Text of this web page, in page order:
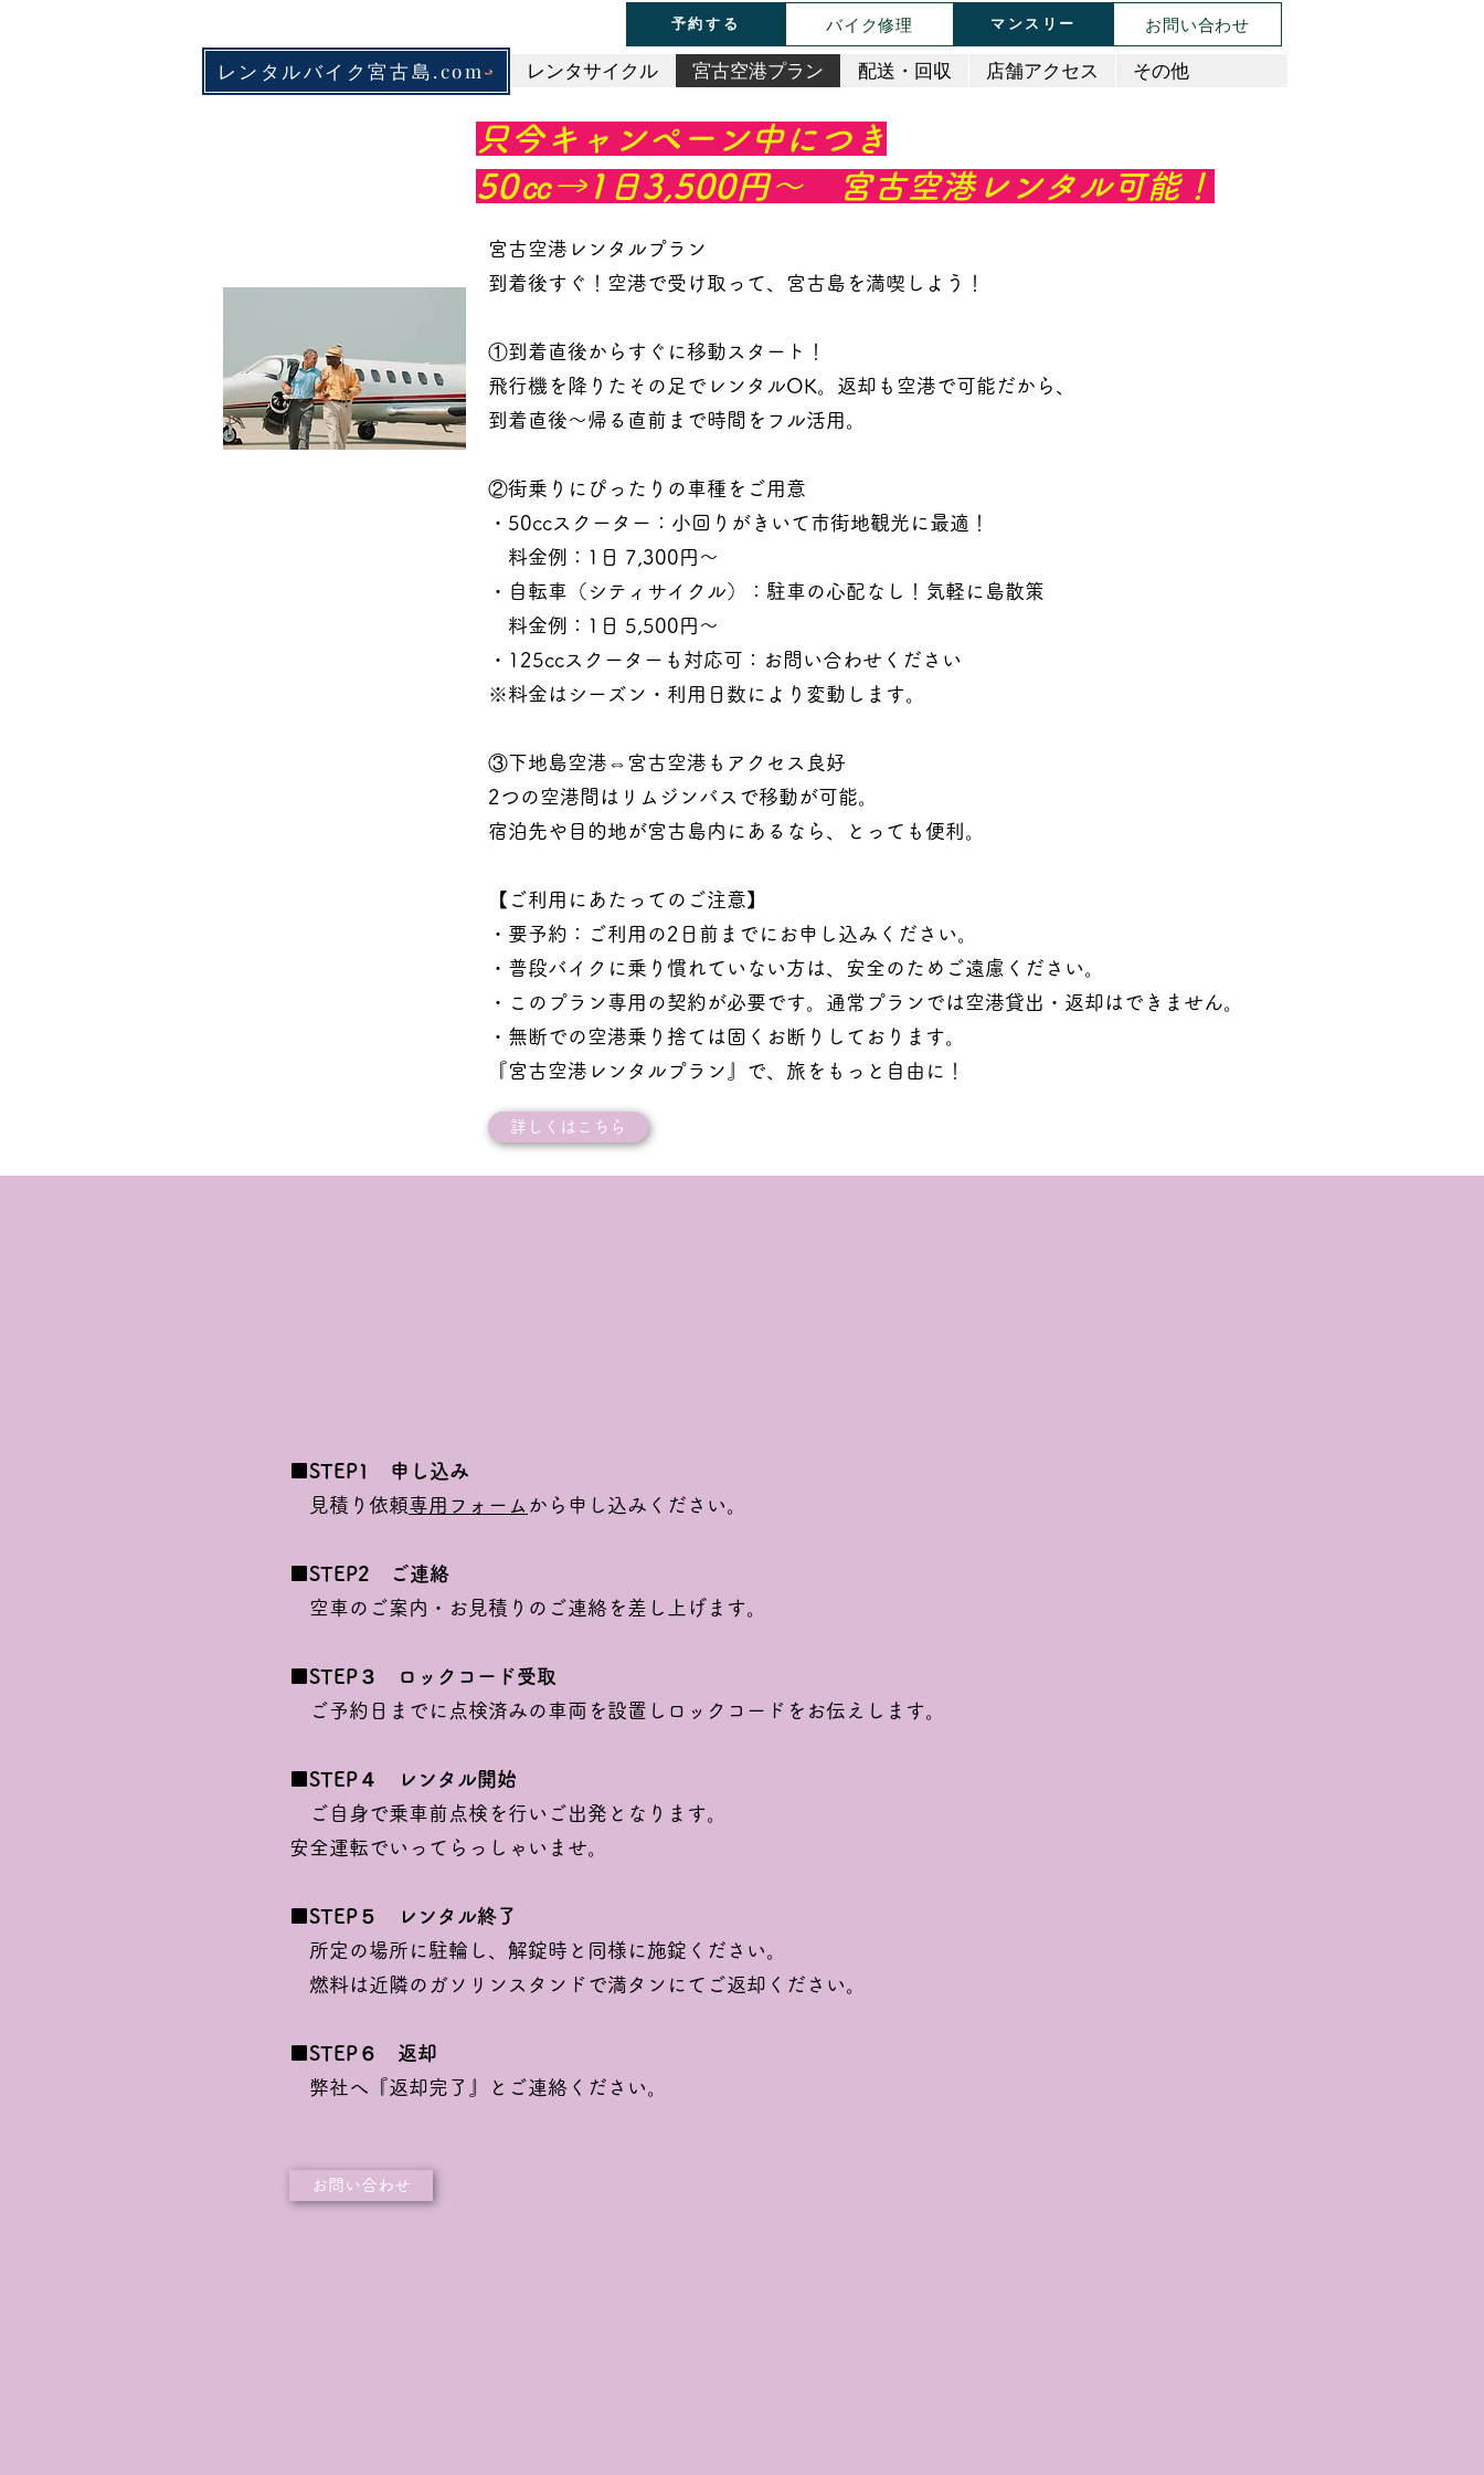
予約する バイク修理 マンスリー お問い合わせ
レンタルバイク宮古島.com レンタサイクル 宮古空港プラン 配送・回収 店舗アクセス その他
只今キャンペーン中につき
50㏄→1日3,500円～ 宮古空港レンタル可能！
宮古空港レンタルプラン
到着後すぐ！空港で受け取って、宮古島を満喫しよう！
①到着直後からすぐに移動スタート！
飛行機を降りたその足でレンタルOK。返却も空港で可能だから、
到着直後～帰る直前まで時間をフル活用。
②街乗りにぴったりの車種をご用意
・50ccスクーター：小回りがきいて市街地観光に最適！
料金例：1日 7,300円～
・自転車（シティサイクル）：駐車の心配なし！気軽に島散策
料金例：1日 5,500円～
・125ccスクーターも対応可：お問い合わせください
※料金はシーズン・利用日数により変動します。
③下地島空港⇔宮古空港もアクセス良好
2つの空港間はリムジンバスで移動が可能。
宿泊先や目的地が宮古島内にあるなら、とっても便利。
【ご利用にあたってのご注意】
・要予約：ご利用の2日前までにお申し込みください。
・普段バイクに乗り慣れていない方は、安全のためご遠慮ください。
・このプラン専用の契約が必要です。通常プランでは空港貸出・返却はできません。
・無断での空港乗り捨ては固くお断りしております。
『宮古空港レンタルプラン』で、旅をもっと自由に！
詳しくはこちら
■STEP1 申し込み
見積り依頼専用フォーム から申し込みください。
■STEP2 ご連絡
空車のご案内・お見積りのご連絡を差し上げます。
■STEP３ ロックコード受取
ご予約日までに点検済みの車両を設置しロックコードをお伝えします。
■STEP４ レンタル開始
ご自身で乗車前点検を行いご出発となります。
安全運転でいってらっしゃいませ。
■STEP５ レンタル終了
所定の場所に駐輪し、解錠時と同様に施錠ください。
燃料は近隣のガソリンスタンドで満タンにてご返却ください。
​■STEP６ 返却
弊社へ『返却完了』とご連絡ください。
お問い合わせ